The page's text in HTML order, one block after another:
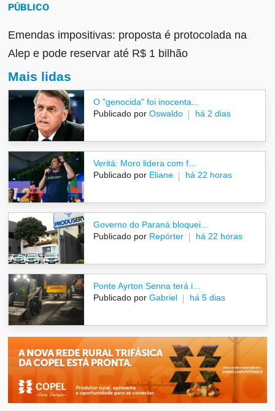
PÚBLICO
Emendas impositivas: proposta é protocolada na
Alep e pode reservar até R$ 1 bilhão
Mais lidas
O "genocida" foi inocenta...
Publicado por Oswaldo há 2 dias
Veritá: Moro lidera com f...
Publicado por Eliane há 22 horas
Governo do Paraná bloquei...
Publicado por Repórter há 22 horas
Ponte Ayrton Senna terá i...
Publicado por Gabriel há 5 dias